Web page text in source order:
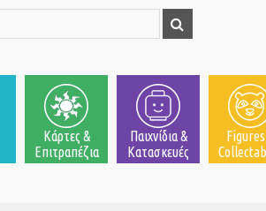
Κάρτες &
Επιτραπέζια
Παιχνίδια &
Κατασκευές